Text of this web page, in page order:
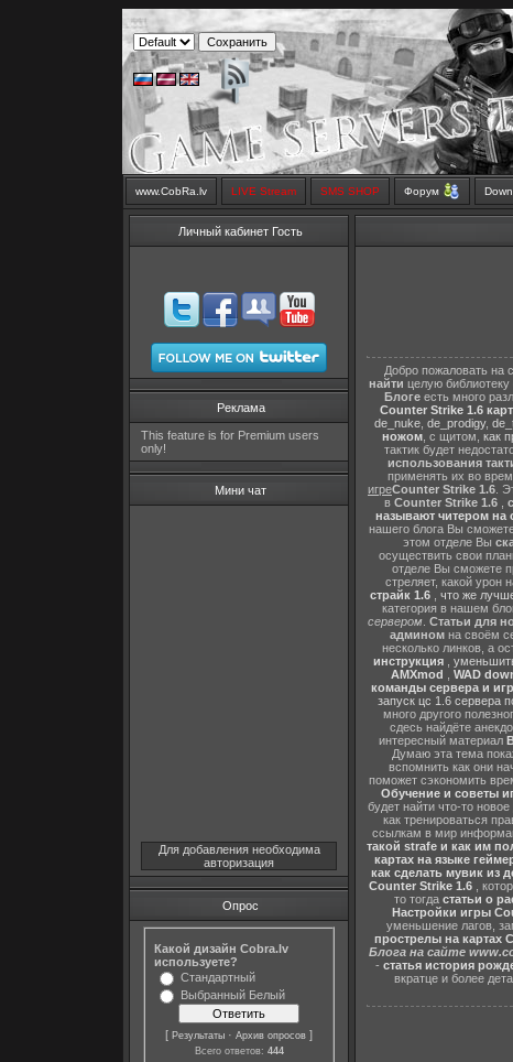
www.CobRa.lv LIVE Stream SMS SHOP Форум
Личный кабинет Гость
Реклама
This feature is for Premium users
only!
Мини чат
Для добавления необходима
авторизация
Опрос
Какой дизайн Cobra.lv
используете?
Стандартный
Выбранный Белый
[ Результаты · Архив опросов ]
Всего ответов: 444
Добро пожаловать на
найти целую библиотеку
Блоге есть много
Counter Strike 1.6
de_nuke, de_prodigy,
ножом , с щитом, как
тактик будет
использования
применять их во
игреCounter Strike 1.6 .
в Counter Strike 1.6
называют читером на
нашего блога Вы
этом отделе Вы
осуществить свои
отделе Вы сможете
стреляет, какой урон
страйк 1.6
что же
категория в нашем
сервером Статьи для
админомна своём
несколько линков, а
инструкция
AMXmod
WAD
команды сервера и
запуск цс 1.6 сервера
много другого
сдесь найдёте
интересный материал
Думаю эта тема
вспомнить как они
поможет сэкономить
Обучение и советы
будет найти что-то
как тренироваться
ссылкам в мир
такой strafe и как им
картах на языке
как сделать мувик из
Counter Strike 1.6,
то тогда статьи о
Настройки игры
уменьшение лагов,
прострелы на картах
Блога на сайте
- статья история
вкратце и более